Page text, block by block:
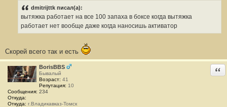
dmitrijttk писал(а):
вытяжка работает на все 100 запаха в боксе когда вытяжка
работает нет вообще даже когда наносишь активатор
Скорей всего так и есть
BorisBBS
Бывалый
Возраст: 41
Репутация: 10
Сообщения: 234
Откуда:
Откуда: г.Владикавказ-Томск